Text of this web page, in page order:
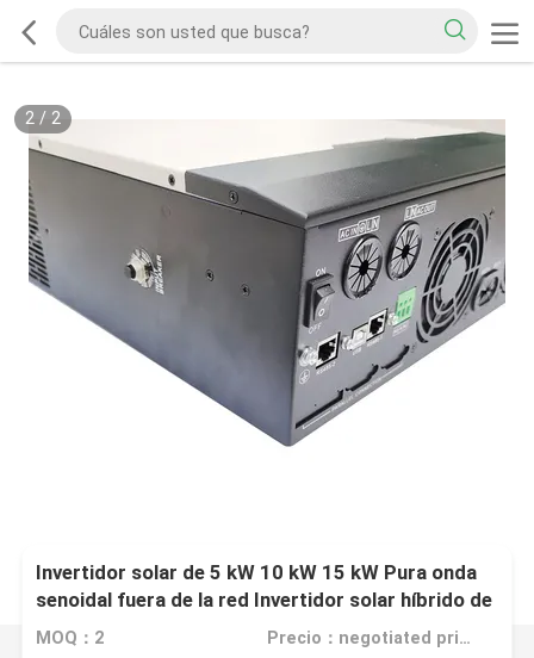
2/ 2
Invertidor solar de 5 kW 10 kW 15 kW Pura onda
senoidal fuera de la red Invertidor solar híbrido de
3 fases
MOQ：2 Precio：negotiated price